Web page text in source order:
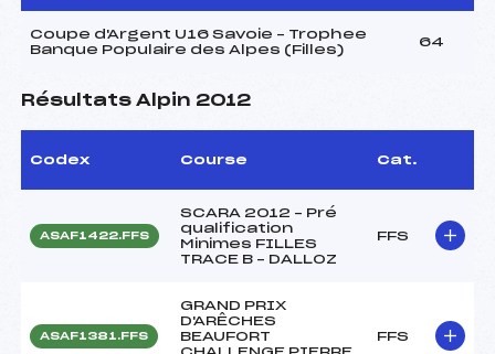
Coupe d'Argent U16 Savoie – Trophee
Banque Populaire des Alpes (Filles)
64
Résultats Alpin 2012
Codex Course Cat.
ASAF1422.FFS
SCARA 2012 – Pré
qualification
Minimes FILLES
TRACE B – DALLOZ
FFS
ASAF1381.FFS
GRAND PRIX
D'ARÊCHES
BEAUFORT
CHALLENGE PIERRE
FFS